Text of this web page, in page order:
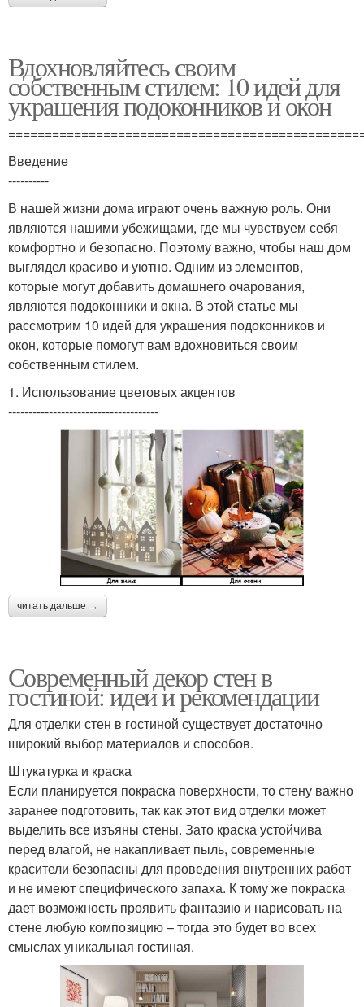
Вдохновляйтесь своим
собственным стилем: 10 идей для
украшения подоконников и окон
Введение
----------
В нашей жизни дома играют очень важную роль. Они
являются нашими убежищами, где мы чувствуем себя
комфортно и безопасно. Поэтому важно, чтобы наш дом
выглядел красиво и уютно. Одним из элементов,
которые могут добавить домашнего очарования,
являются подоконники и окна. В этой статье мы
рассмотрим 10 идей для украшения подоконников и
окон, которые помогут вам вдохновиться своим
собственным стилем.
1. Использование цветовых акцентов
-------------------------------------
читать дальше →
Современный декор стен в
гостиной: идеи и рекомендации
Для отделки стен в гостиной существует достаточно
широкий выбор материалов и способов.
Штукатурка и краска
Если планируется покраска поверхности, то стену важно
заранее подготовить, так как этот вид отделки может
выделить все изъяны стены. Зато краска устойчива
перед влагой, не накапливает пыль, современные
красители безопасны для проведения внутренних работ
и не имеют специфического запаха. К тому же покраска
дает возможность проявить фантазию и нарисовать на
стене любую композицию – тогда это будет во всех
смыслах уникальная гостиная.